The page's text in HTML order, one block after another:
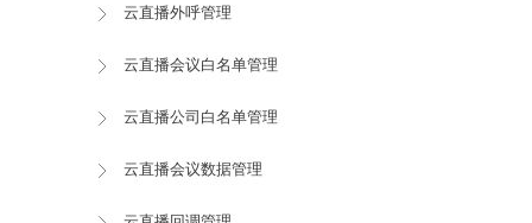
云直播外呼管理
云直播会议白名单管理
云直播公司白名单管理
云直播会议数据管理